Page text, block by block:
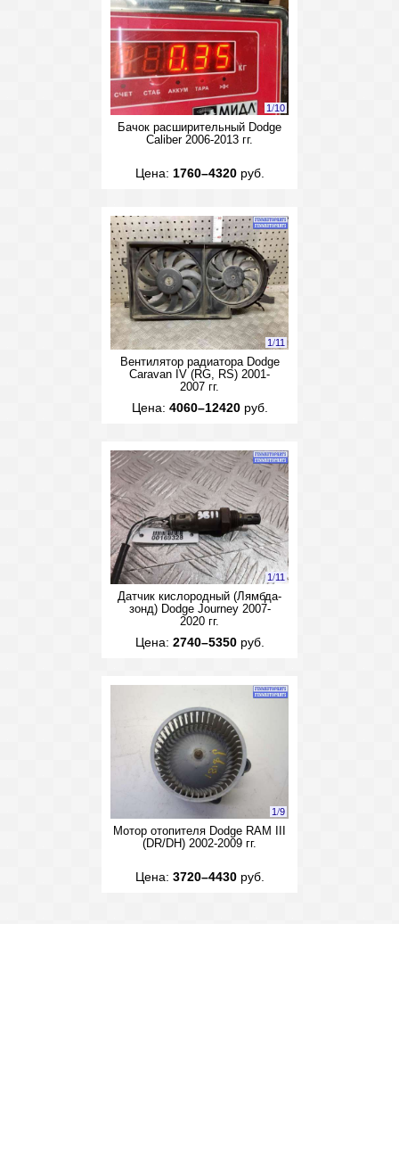
1/10
Бачок расширительный Dodge
Caliber 2006-2013 гг.
Цена: 1760–4320руб.
1/11
Вентилятор радиатора Dodge
Caravan IV (RG, RS) 2001-
2007 гг.
Цена: 4060–12420руб.
1/11
Датчик кислородный (Лямбда-
зонд) Dodge Journey 2007-
2020 гг.
Цена: 2740–5350руб.
1/9
Мотор отопителя Dodge RAM III
(DR/DH) 2002-2009 гг.
Цена: 3720–4430руб.